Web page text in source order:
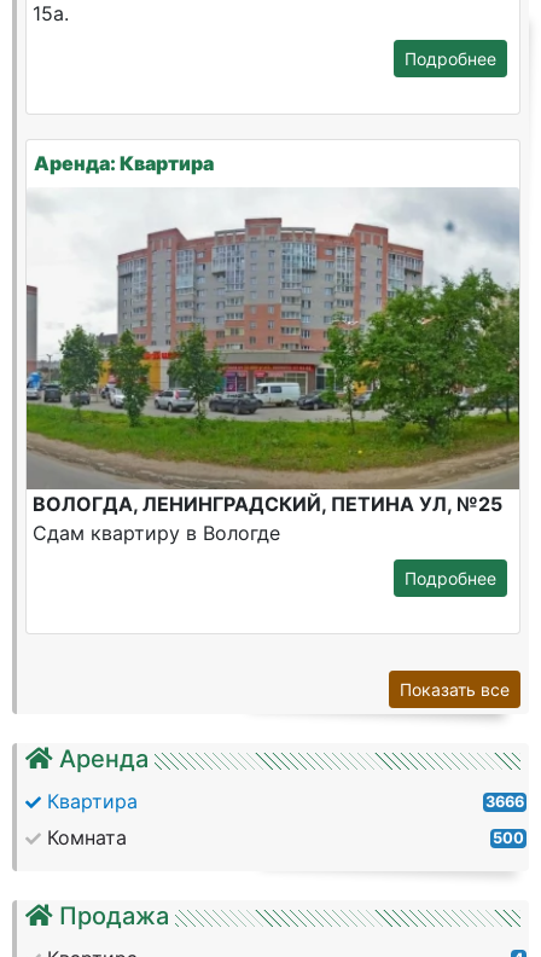
Аренда
Квартира 3666
Комната 500
Продажа
15а.
Подробнее
Аренда: Квартира
ВОЛОГДА, ЛЕНИНГРАДСКИЙ, ПЕТИНА УЛ, №25
Сдам квартиру в Вологде
Подробнее
Показать все